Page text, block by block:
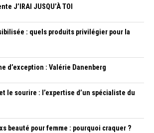
J’IRAI JUSQU’À TOI
: quels produits privilégier pour la
d’exception : Valérie Danenberg
le sourire : l’expertise d’un spécialiste du
beauté pour femme : pourquoi craquer ?